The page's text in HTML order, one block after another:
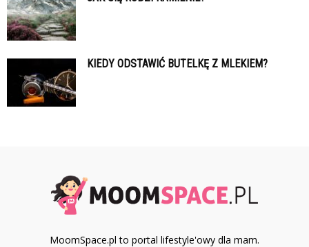
KIEDY ODSTAWIĆ BUTELKĘ Z MLEKIEM?
MoomSpace.pl to portal lifestyle'owy dla mam.